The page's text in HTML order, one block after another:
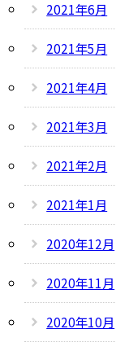
2021年6月
2021年5月
2021年4月
2021年3月
2021年2月
2021年1月
2020年12月
2020年11月
2020年10月